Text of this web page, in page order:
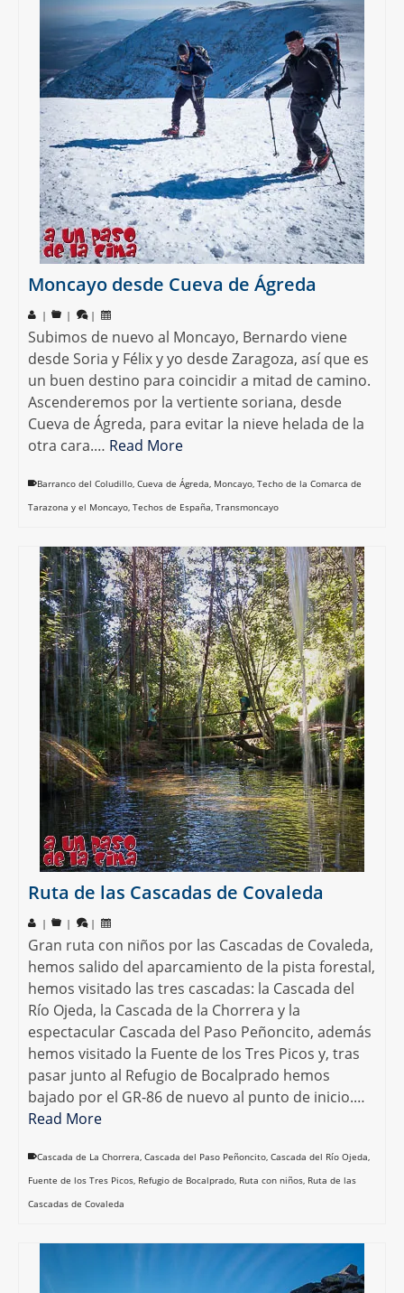
Moncayo desde Cueva de Ágreda
| | |
Subimos de nuevo al Moncayo, Bernardo viene
desde Soria y Félix y yo desde Zaragoza, así que es
un buen destino para coincidir a mitad de camino.
Ascenderemos por la vertiente soriana, desde
Cueva de Ágreda, para evitar la nieve helada de la
otra cara.… Read More
Barranco del Coludillo, Cueva de Ágreda, Moncayo, Techo de la Comarca de
Tarazona y el Moncayo, Techos de España, Transmoncayo
Ruta de las Cascadas de Covaleda
| | |
Gran ruta con niños por las Cascadas de Covaleda,
hemos salido del aparcamiento de la pista forestal,
hemos visitado las tres cascadas: la Cascada del
Río Ojeda, la Cascada de la Chorrera y la
espectacular Cascada del Paso Peñoncito, además
hemos visitado la Fuente de los Tres Picos y, tras
pasar junto al Refugio de Bocalprado hemos
bajado por el GR-86 de nuevo al punto de inicio.…
Read More
Cascada de La Chorrera, Cascada del Paso Peñoncito, Cascada del Río Ojeda,
Fuente de los Tres Picos, Refugio de Bocalprado, Ruta con niños, Ruta de las
Cascadas de Covaleda